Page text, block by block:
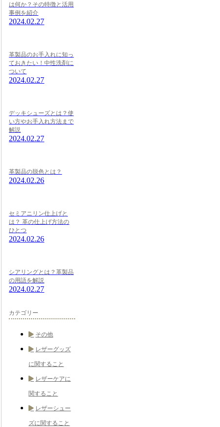
は何か？その特徴と活用
事例を紹介
2024.02.27
革製品のお手入れに知っ
ておきたい！中性洗剤に
ついて
2024.02.27
デッキシューズとは？使
い方やお手入れ方法まで
解説
2024.02.27
革製品の脱色とは？
2024.02.26
セミアニリン仕上げと
は？ 革の仕上げ方法の
ひとつ
2024.02.26
シアリングとは？革製品
の用語を解説
2024.02.27
カテゴリー
その他
レザーグッズ
に関すること
レザーケアに
関すること
レザーシュー
ズに関すること